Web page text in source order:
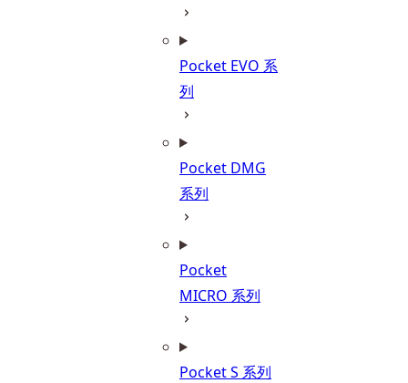
Pocket EVO 系
列
Pocket DMG
系列
Pocket
MICRO 系列
Pocket S 系列